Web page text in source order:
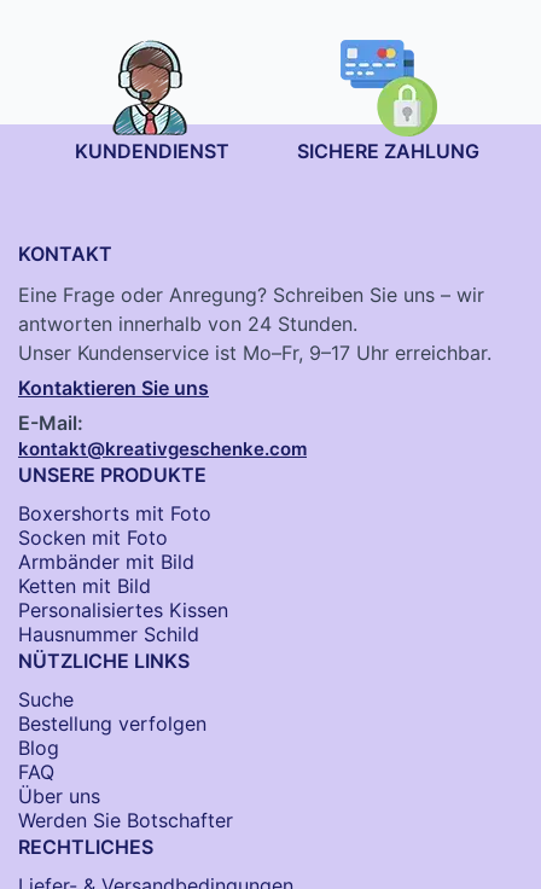
KUNDENDIENST SICHERE ZAHLUNG
KONTAKT
Eine Frage oder Anregung? Schreiben Sie uns – wir
antworten innerhalb von 24 Stunden.
Unser Kundenservice ist Mo–Fr, 9–17 Uhr erreichbar.
Kontaktieren Sie uns
E-Mail:
kontakt@kreativgeschenke.com
UNSERE PRODUKTE
Boxershorts mit Foto
Socken​ mit Foto
Armbänder mit Bild​
Ketten mit Bild
Personalisiertes Kissen
Hausnummer Schild
NÜTZLICHE LINKS
Suche
Bestellung verfolgen
Blog
FAQ
Über uns
Werden Sie Botschafter
RECHTLICHES